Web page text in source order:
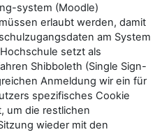
system (Moodle)
erlaubt werden, damit
am System
setzt als
Shibboleth (Single Sign-
Anmeldung wir ein für
spezifisches Cookie
um die restlichen
wieder mit den